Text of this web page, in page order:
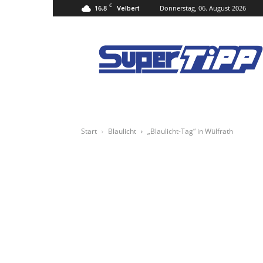
16.8 C Velbert Donnerstag, 06. August 2026
Tipp
Online
Start Blaulicht „Blaulicht-Tag“ in Wülfrath